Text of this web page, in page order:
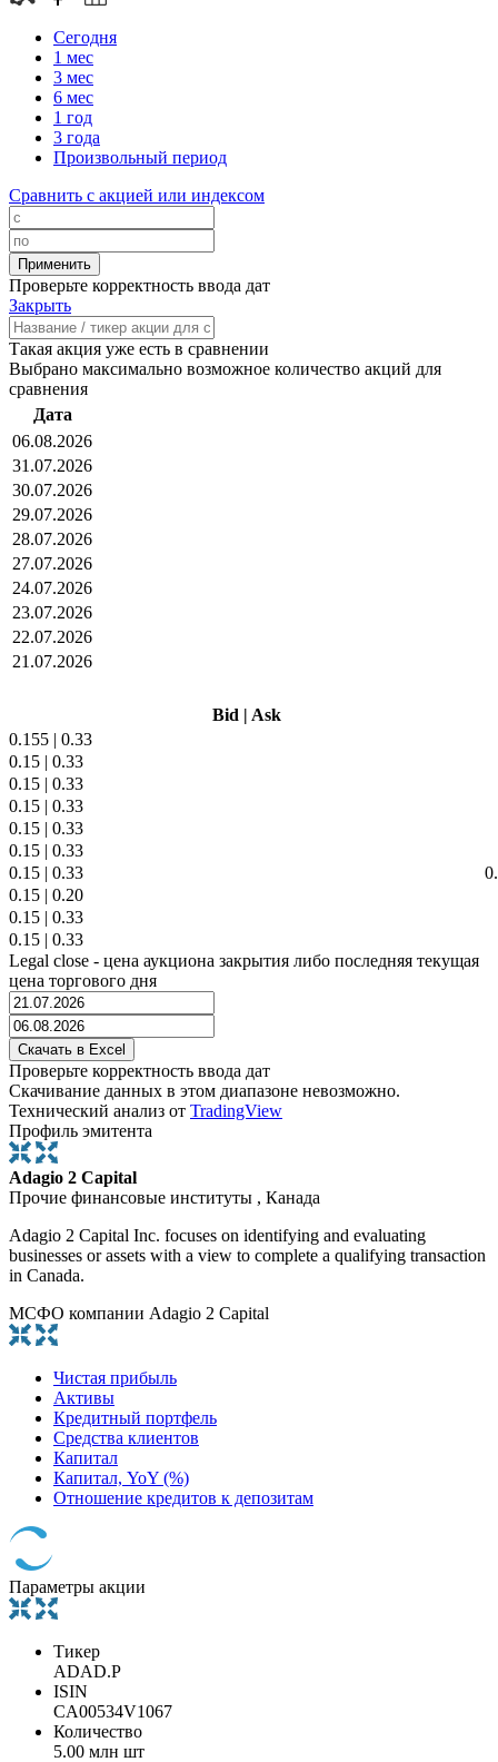
Сегодня
1 мес
3 мес
6 мес
1 год
3 года
Произвольный период
Сравнить с акцией или индексом
Проверьте корректность ввода дат
Закрыть
Такая акция уже есть в сравнении
Выбрано максимально возможное количество акций для
сравнения
Дата
06.08.2026
31.07.2026
30.07.2026
29.07.2026
28.07.2026
27.07.2026
24.07.2026
23.07.2026
22.07.2026
21.07.2026
Bid | Ask
0.155 | 0.33
0.15 | 0.33
0.15 | 0.33
0.15 | 0.33
0.15 | 0.33
0.15 | 0.33
0.15 | 0.33
0.15 | 0.20
0.15 | 0.33
0.15 | 0.33
Legal close - цена аукциона закрытия либо последняя текущая
цена торгового дня
Проверьте корректность ввода дат
Скачивание данных в этом диапазоне невозможно.
Технический анализ от TradingView
Профиль эмитента
Adagio 2 Capital
Прочие финансовые институты , Канада
Adagio 2 Capital Inc. focuses on identifying and evaluating
businesses or assets with a view to complete a qualifying transaction
in Canada.
МСФО компании Adagio 2 Capital
Чистая прибыль
Активы
Кредитный портфель
Средства клиентов
Капитал
Капитал, YoY (%)
Отношение кредитов к депозитам
Параметры акции
Тикер
ADAD.P
ISIN
CA00534V1067
Количество
5.00 млн шт